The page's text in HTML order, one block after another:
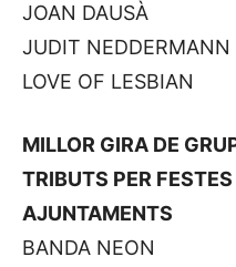
JOAN DAUSÀ
JUDIT NEDDERMANN
LOVE OF LESBIAN
MILLOR GIRA DE
TRIBUTS PER
AJUNTAMENTS
BANDA NEON